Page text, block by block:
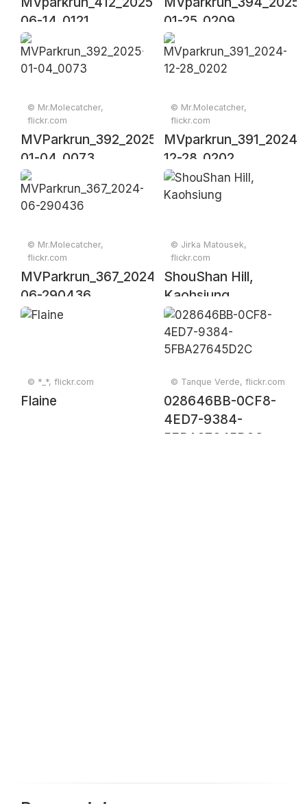
06-14_0121
01-25_0209
© Mr.Molecatcher,
flickr.com
MVParkrun_392_2025-
01-04_0073
© Mr.Molecatcher,
flickr.com
MVparkrun_391_2024-
12-28_0202
© Mr.Molecatcher,
flickr.com
MVParkrun_367_2024-
06-290436
© Jirka Matousek,
flickr.com
ShouShan Hill,
Kaohsiung
© *_*, flickr.com
Flaine
© Tanque Verde, flickr.com
028646BB-0CF8-
4ED7-9384-
5FBA27645D2C